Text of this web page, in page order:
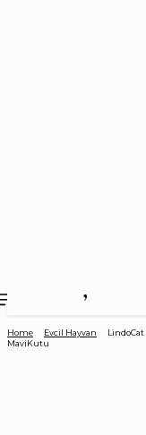
Home Evcil Hayvan
MaviKutu